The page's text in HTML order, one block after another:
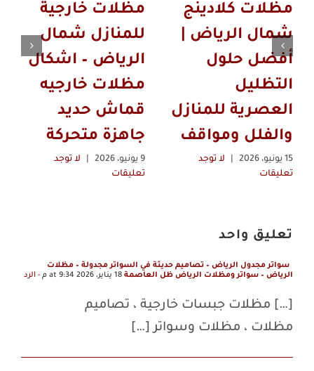
مظلات كلادينج
شمال الرياض |
أفضل حلول
التظليل
العصرية للمنازل
والفلل ومواقف
15 يونيو، 2026
لا توجد
تعليقات
مظلات خارجية
للمنازل شمال
الرياض – اشكال
مظلات خارجيه
قماش حديد
جاهزة متحركة
9 يونيو، 2026
لا توجد
تعليقات
تعليق واحد
سواتر مجدول الرياض – تصاميم حديثة في السواتر مجدولة – مظلات
الرياض – سواتر ومظلات الرياض ظل العاصمة
- الرد
[…] مظلات جبسات خارجية ، تصاميم
مظلات ، مظلات وسواتر […]